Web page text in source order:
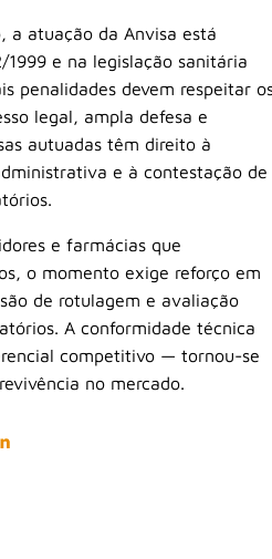
a atuação da Anvisa está
1999 e na legislação sanitária
penalidades devem respeitar
legal, ampla defesa e
autuadas têm direito à
e à contestação de
e farmácias que
o momento exige reforço em
de rotulagem e avaliação
A conformidade técnica
competitivo — tornou-se
no mercado.